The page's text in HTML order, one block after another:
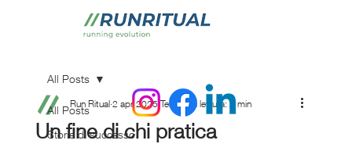
All Posts
Storie di successo
All Posts
Un fine di chi pratica
Run Ritual 2 apr 2025 Tempo di lettura: 2 min